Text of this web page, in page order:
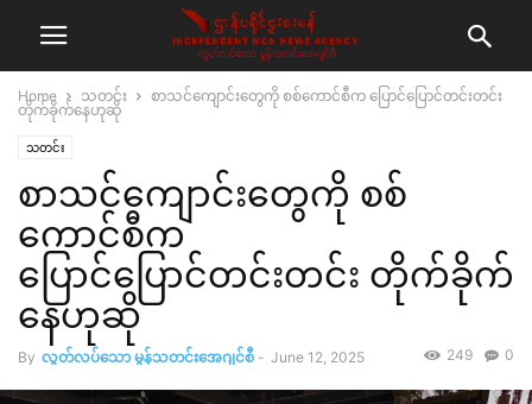
Home သတင်း
စာသင်ကျောင်းတွေကို စစ်ကောင်စီက ပြောင်ပြောင်တင်းတင်း
တိုက်ခိုက်နေဟုဆို
သတင်း
စာသင်ကျောင်းတွေကို စစ်
ကောင်စီက
ပြောင်ပြောင်တင်းတင်း တိုက်ခိုက်
နေဟုဆို
By လွတ်လပ်သော မွန်သတင်းအေဂျင်စီ - June 12, 2025 0
249